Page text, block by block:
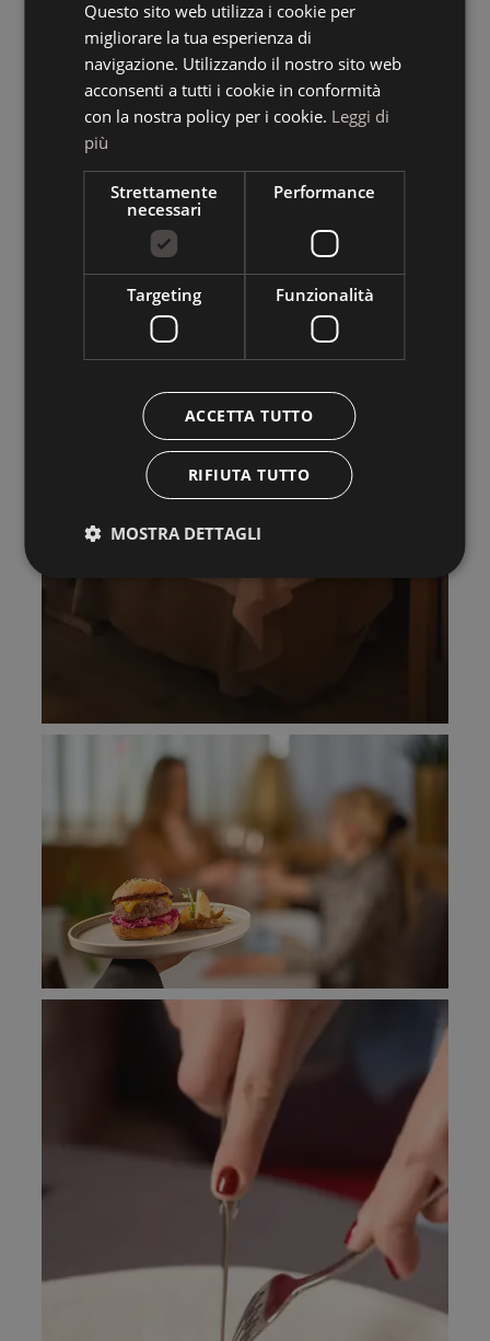
Questo sito web utilizza i cookie per
migliorare la tua esperienza di
navigazione. Utilizzando il nostro sito web
acconsenti a tutti i cookie in conformità
con la nostra policy per i cookie. Leggi di
più
Strettamente
necessari
Performance
Targeting Funzionalità
ACCETTA TUTTO
RIFIUTA TUTTO
MOSTRA DETTAGLI